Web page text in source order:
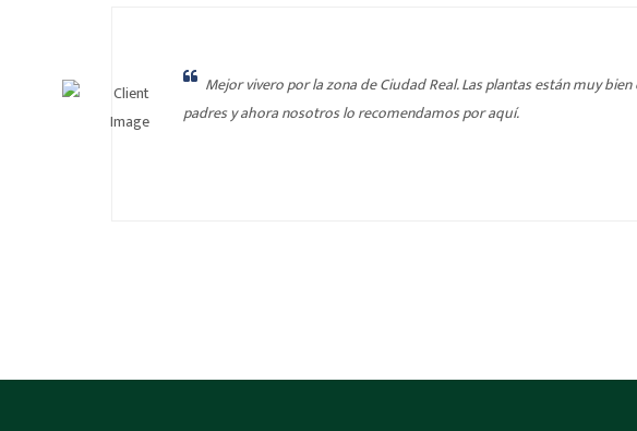
Mejor vivero por la zona de Ciudad Real. Las plantas están muy
padres y ahora nosotros lo recomendamos por aquí.